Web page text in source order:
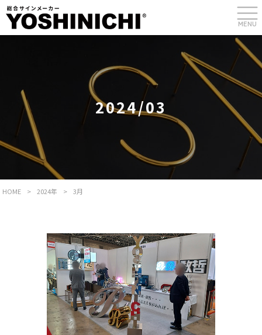
MENU
2024/03
HOME > 2024年 > 3月